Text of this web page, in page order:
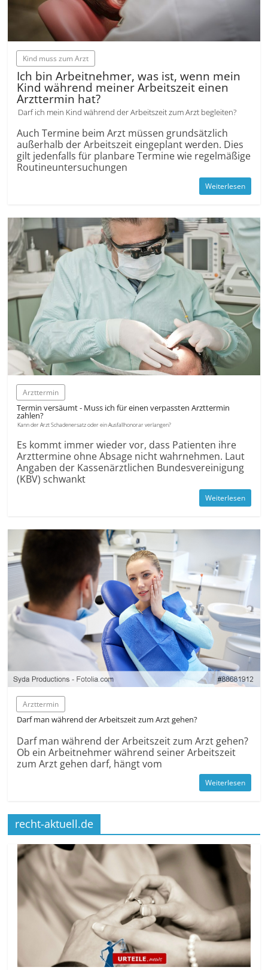
Kind muss zum Arzt
Ich bin Arbeitnehmer, was ist, wenn mein
Kind während meiner Arbeitszeit einen
Arzttermin hat?
Darf ich mein Kind während der Arbeitszeit zum Arzt begleiten?
Auch Termine beim Arzt müssen grundsätzlich
außerhalb der Arbeitszeit eingeplant werden. Dies
gilt jedenfalls für planbare Termine wie regelmäßige
Routineuntersuchungen
Weiterlesen
Arzttermin
Termin versäumt - Muss ich für einen ver­passten Arzt­termin
zahlen?
Kann der Arzt Schadenersatz oder ein Ausfallhonorar verlangen?
Es kommt immer wieder vor, dass Patienten ihre
Arzttermine ohne Absage nicht wahrnehmen. Laut
Angaben der Kassenärztlichen Bundesvereinigung
(KBV) schwankt
Weiterlesen
Arzttermin
Darf man während der Arbeitszeit zum Arzt gehen?
Darf man während der Arbeitszeit zum Arzt gehen?
Ob ein Arbeit­nehmer während seiner Arbeitszeit
zum Arzt gehen darf, hängt vom
Weiterlesen
recht-aktuell.de